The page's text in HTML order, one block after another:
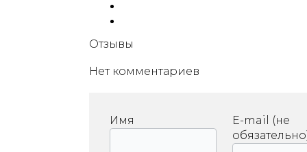
Отзывы
Нет комментариев
Имя
E-mail (не